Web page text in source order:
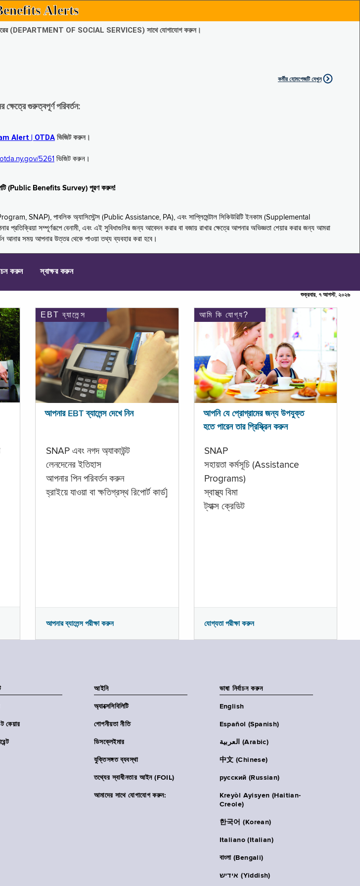
Alerts
দপ্তরের (DEPARTMENT OF SOCIAL SERVICES) সাথে যোগাযোগ করুন।
কর্মীর হোমপেজটি দেখুন
গুরুত্বপূর্ণ পরিবর্তন:
Alert | OTDA ভিজিট করুন।
5261 ভিজিট করুন।
জরিপটি (Public Benefits Survey) পূরণ করুন!
SNAP), পাবলিক অ্যাসিস্টেন্স (Public Assistance, PA), এবং সাপ্লিমেন্টাল সিকিউরিটি ইনকাম (Supplemental
সম্পূর্ণরূপে বেনামী, এবং এই সুবিধাগুলির জন্য আবেদন করার বা বজায় রাখার ক্ষেত্রে আপনার অভিজ্ঞতা শেয়ার করার জন্য আমরা
আনার সময় আপনার উত্তর থেকে পাওয়া তথ্য ব্যবহার করা হবে।
করুন স্বাক্ষর করুন
শুক্রবার, ৭ আগস্ট, ২০২৬
EBT ব্যালেন্স
আপনার EBT ব্যালেন্স দেখে নিন
SNAP এবং নগদ অ্যাকাউন্ট
লেনদেনের ইতিহাস
আপনার পিন পরিবর্তন করুন
হ্রাইয়ে যাওয়া বা ক্ষতিগ্রস্থ রিপোর্ট কার্ড]
আপনার ব্যালেন্স পরীক্ষা করুন
আমি কি যোগ্য?
আপনি যে প্রোগ্রামের জন্য উপযুক্ত
হতে পারেন তার প্রিস্ক্রিন করুন
SNAP
সহায়তা কর্মসূচি (Assistance
Programs)
স্বাস্থ্য বিমা
ট্যাক্স ক্রেডিট
যোগ্যতা পরীক্ষা করুন
কেয়ার
আইনি
অ্যাক্সেসিবিলিটি
গোপনীয়তা নীতি
ডিসক্লেইমার
যুক্তিসঙ্গত ব্যবস্থা
তথ্যের স্বাধীনতার আইন (FOIL)
আমাদের সাথে যোগাযোগ করুন:
ভাষা নির্বাচন করুন
English
Español (Spanish)
العربية (Arabic)
中文 (Chinese)
русский (Russian)
Kreyòl Ayisyen (Haitian-
Creole)
한국어 (Korean)
Italiano (Italian)
বাংলা (Bengali)
אידיש (Yiddish)